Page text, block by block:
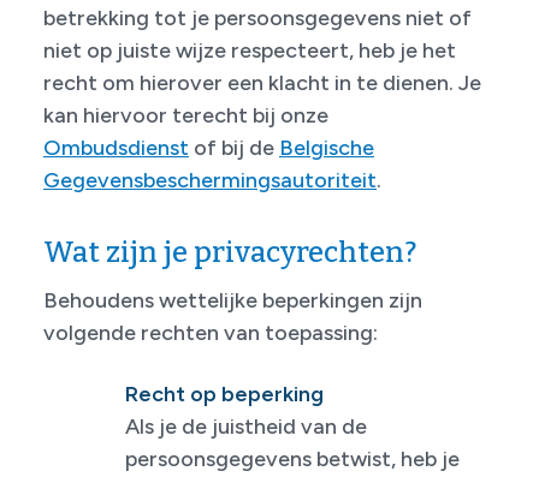
betrekking tot je persoonsgegevens niet of
niet op juiste wijze respecteert, heb je het
recht om hierover een klacht in te dienen. Je
kan hiervoor terecht bij onze
Ombudsdienst of bij de Belgische
Gegevensbeschermingsautoriteit.
Wat zijn je privacyrechten?
Behoudens wettelijke beperkingen zijn
volgende rechten van toepassing:
Recht op beperking
Als je de juistheid van de
persoonsgegevens betwist, heb je